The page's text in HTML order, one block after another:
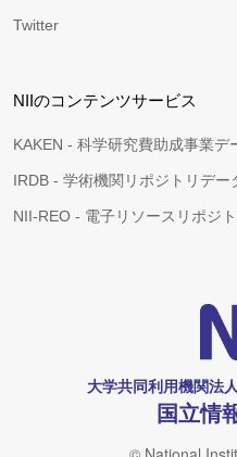
Twitter
NIIのコンテンツサービス
KAKEN - 科学研究費助成事業デ
IRDB - 学術機関リポジトリデー
NII-REO - 電子リソースリポジト
大学共同利用機関法
国立情